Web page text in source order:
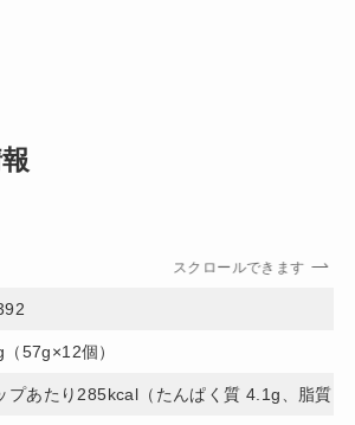
スクロールできます
57g×12個）
プあたり285kcal（たんぱく質 4.1g、脂質